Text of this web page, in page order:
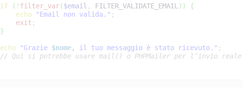
if ( ! filter_var($email , FILTER_VALIDATE_EMAIL ) )
{
echo
"Email non valida." ;
exit ;
}
echo "Grazie $nome, il tuo messaggio è stato ricevuto." ;
// Qui si potrebbe usare mail() o PHPMailer per l’invio reale